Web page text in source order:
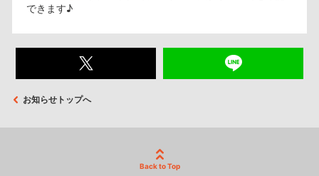
できます♪
お知らせトップへ
Back to Top